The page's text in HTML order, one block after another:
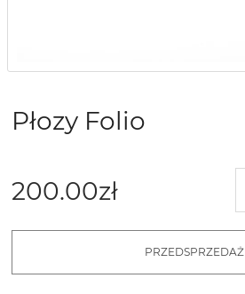
Płozy Folio
200.00zł
PRZEDSPRZEDAŻ